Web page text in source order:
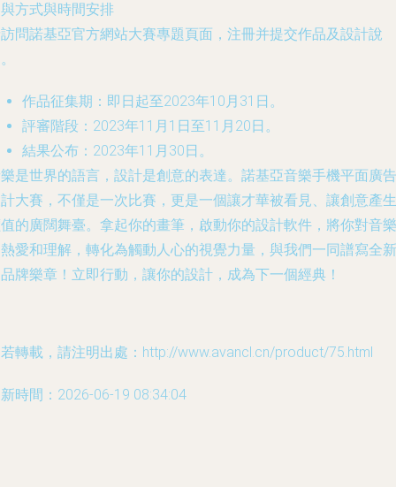
方式與時間安排
問諾基亞官方網站大賽專題頁面，注冊并提交作品及設計說
作品征集期：即日起至2023年10月31日。
評審階段：2023年11月1日至11月20日。
結果公布：2023年11月30日。
是世界的語言，設計是創意的表達。諾基亞音樂手機平面廣告
大賽，不僅是一次比賽，更是一個讓才華被看見、讓創意產生
的廣闊舞臺。拿起你的畫筆，啟動你的設計軟件，將你對音樂
愛和理解，轉化為觸動人心的視覺力量，與我們一同譜寫全新
牌樂章！立即行動，讓你的設計，成為下一個經典！
轉載，請注明出處：http://www.avancl.cn/product/75.html
時間：2026-06-19 08:34:04